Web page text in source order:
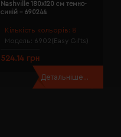
Кількість кольорів: 8
Модель: 6902(Easy Gifts)
Nashville 180х120 см темно-
синій - 690244
524.14 грн
Детальніше...